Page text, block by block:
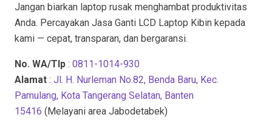
Jangan biarkan laptop rusak menghambat produktivitas
Anda. Percayakan Jasa Ganti LCD Laptop Kibin kepada
kami — cepat, transparan, dan bergaransi.
No. WA/Tlp : 0811-1014-930
Alamat : Jl. H. Nurleman No.82, Benda Baru, Kec.
Pamulang, Kota Tangerang Selatan, Banten
15416 (Melayani area Jabodetabek)